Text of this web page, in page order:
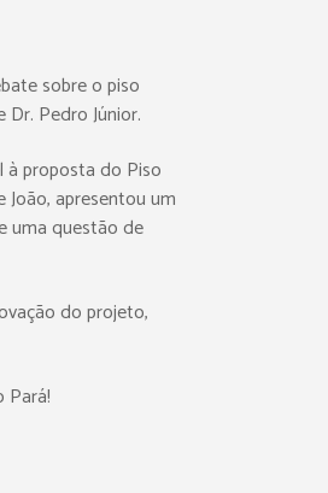
sobre o piso
Pedro Júnior.
à proposta do Piso
apresentou um
uma questão de
do projeto,
Pará!